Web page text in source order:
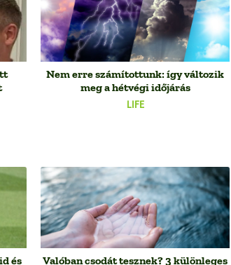
LIFE
Nem erre számítottunk: így változik
meg a hétvégi időjárás
és Valóban csodát tesznek? 3 különleges